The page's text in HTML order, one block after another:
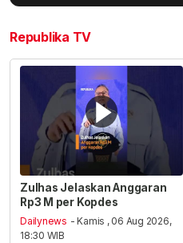
Republika TV
Zulhas Jelaskan Anggaran
Rp3 M per Kopdes
Dailynews - Kamis , 06 Aug 2026,
18:30 WIB